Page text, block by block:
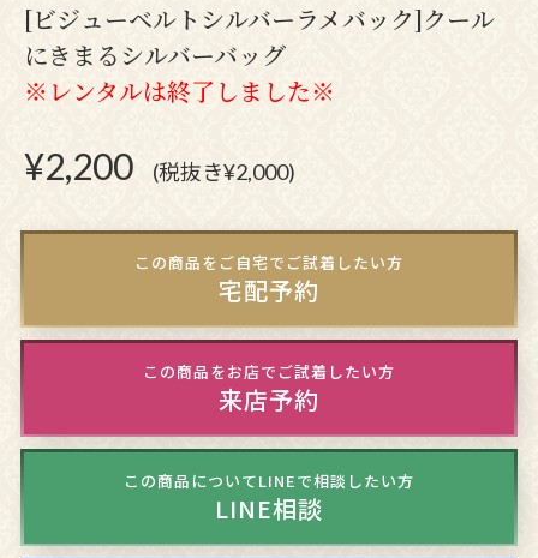
[ビジューベルトシルバーラメバック]クール
にきまるシルバーバッグ
※レンタルは終了しました※
¥2,200 (税抜き¥2,000)
この商品をご自宅でご試着したい方
宅配予約
この商品をお店でご試着したい方
来店予約
この商品についてLINEで相談したい方
LINE相談